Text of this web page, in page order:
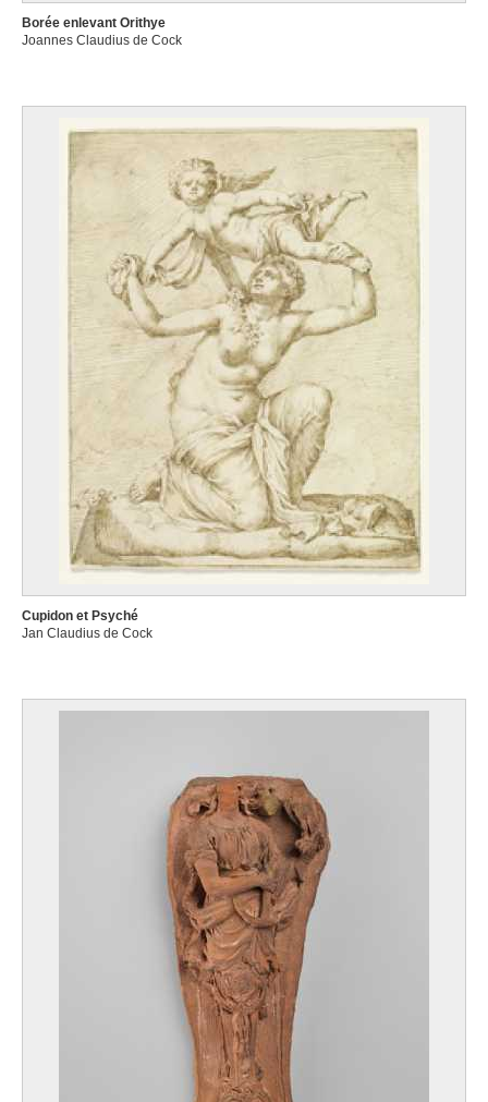
Borée enlevant Orithye
Joannes Claudius de Cock
Cupidon et Psyché
Jan Claudius de Cock